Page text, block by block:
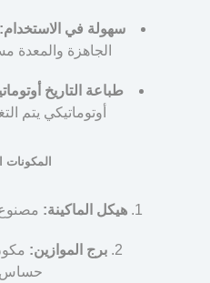
سهولة في
الجاهزة والمعدة
طباعة التاريخ
أوتوماتيكي يتم
المكونات
هيكل الماكينة:
برج الموازين:
حساس